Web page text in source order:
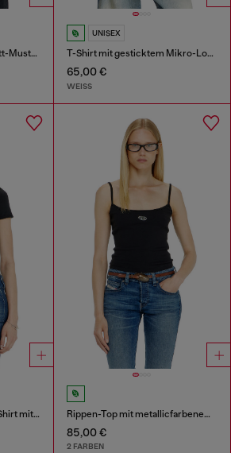
Badeanzug mit Hahnentritt-Muster
UNISEX
T-Shirt mit gesticktem Mikro-Logo
65,00 €
WEISS
Schmal geschnittenes T-Shirt mit metallischem Oval D Rippen-Top mit metallicfarbenem Oval D
85,00 €
2 FARBEN